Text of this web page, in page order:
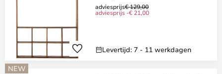
adviesprijs€ 129,00
adviesprijs -€ 21,00
Levertijd: 7 - 11 werkdagen
NEW